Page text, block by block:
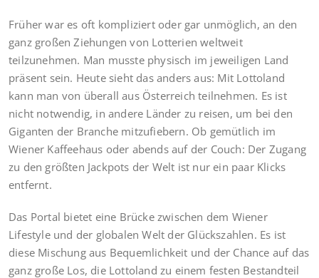
Früher war es oft kompliziert oder gar unmöglich, an den
ganz großen Ziehungen von Lotterien weltweit
teilzunehmen. Man musste physisch im jeweiligen Land
präsent sein. Heute sieht das anders aus: Mit Lottoland
kann man von überall aus Österreich teilnehmen. Es ist
nicht notwendig, in andere Länder zu reisen, um bei den
Giganten der Branche mitzufiebern. Ob gemütlich im
Wiener Kaffeehaus oder abends auf der Couch: Der Zugang
zu den größten Jackpots der Welt ist nur ein paar Klicks
entfernt.
Das Portal bietet eine Brücke zwischen dem Wiener
Lifestyle und der globalen Welt der Glückszahlen. Es ist
diese Mischung aus Bequemlichkeit und der Chance auf das
ganz große Los, die Lottoland zu einem festen Bestandteil